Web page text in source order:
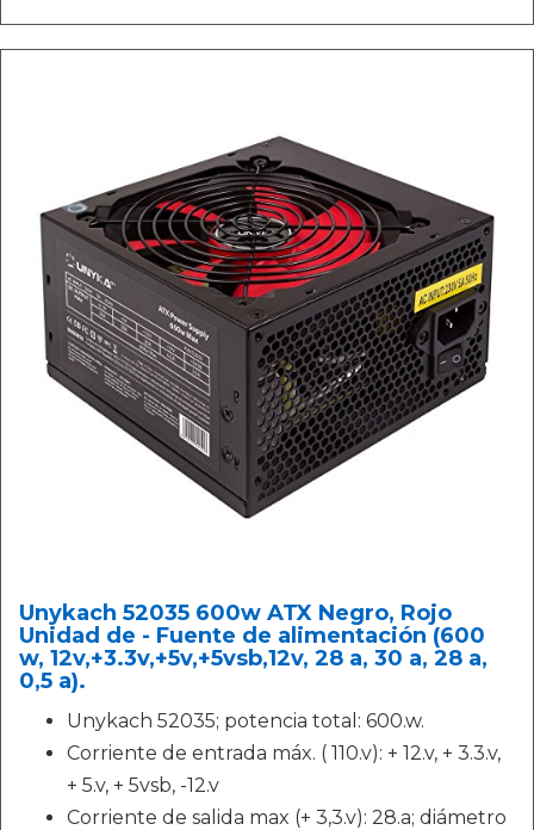
Unykach 52035 600w ATX Negro, Rojo
Unidad de - Fuente de alimentación (600
w, 12v,+3.3v,+5v,+5vsb,12v, 28 a, 30 a, 28 a,
0,5 a).
Unykach 52035; potencia total: 600.w.
Corriente de entrada máx. ( 110.v): + 12.v, + 3.3.v,
+ 5.v, + 5vsb, -12.v
Corriente de salida max (+ 3,3.v): 28.a; diámetro